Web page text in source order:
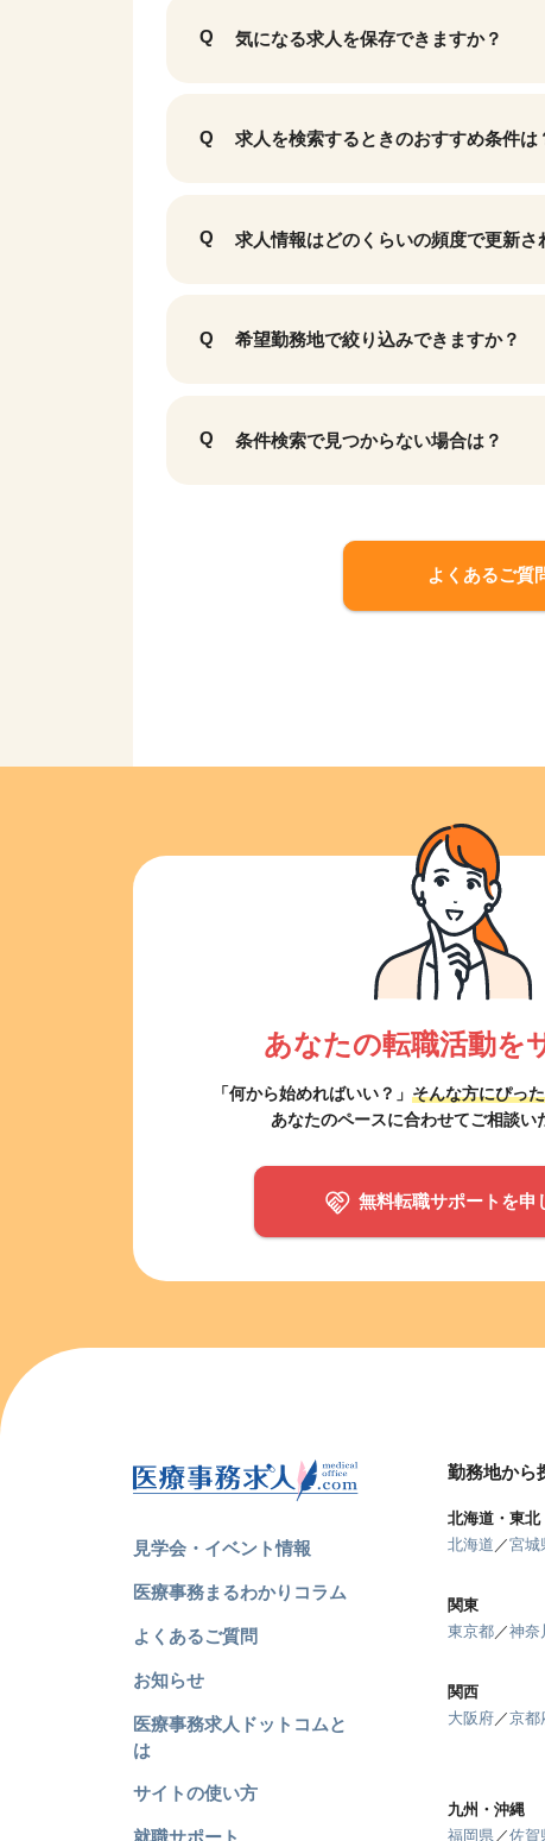
気になる求人を保存できますか？
求人を検索するときのおすすめ条件は
求人情報はどのくらいの頻度で更新さ
希望勤務地で絞り込みできますか？
条件検索で見つからない場合は？
よくあるご質
あなたの転職活動を
「何から始めればいい？」 そんな方にぴっ
あなたのペースに合わせてご相談い
無料転職サポートを申
見学会・イベント情報
医療事務まるわかりコラム
よくあるご質問
お知らせ
医療事務求人ドットコムと
は
サイトの使い方
勤務地から
北海道・東北
北海道 ／宮城
関東
東京都／神奈
関西
大阪府／京都
九州・沖縄
福岡県／佐賀